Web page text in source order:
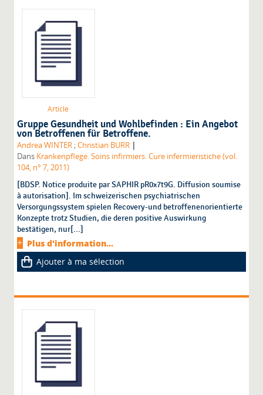
Article
Gruppe Gesundheit und Wohlbefinden : Ein Angebot
von Betroffenen für Betroffene.
Andrea WINTER ;Christian BURR |
Dans Krankenpflege. Soins infirmiers. Cure infermieristiche (vol.
104, n° 7, 2011)
[BDSP. Notice produite par SAPHIR pR0x7t9G. Diffusion soumise
à autorisation]. Im schweizerischen psychiatrischen
Versorgungssystem spielen Recovery-und betroffenenorientierte
Konzepte trotz Studien, die deren positive Auswirkung
bestätigen, nur[...]
Plus d'information...
Ajouter à ma sélection